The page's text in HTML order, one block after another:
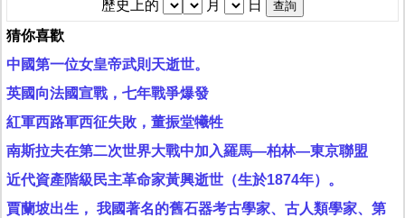
歷史上的 月 日
猜你喜歡
中國第一位女皇帝武則天逝世。
英國向法國宣戰，七年戰爭爆發
紅軍西路軍西征失敗，董振堂犧牲
南斯拉夫在第二次世界大戰中加入羅馬—柏林—東京聯盟
近代資產階級民主革命家黃興逝世（生於1874年）。
賈蘭坡出生， 我國著名的舊石器考古學家、古人類學家、第